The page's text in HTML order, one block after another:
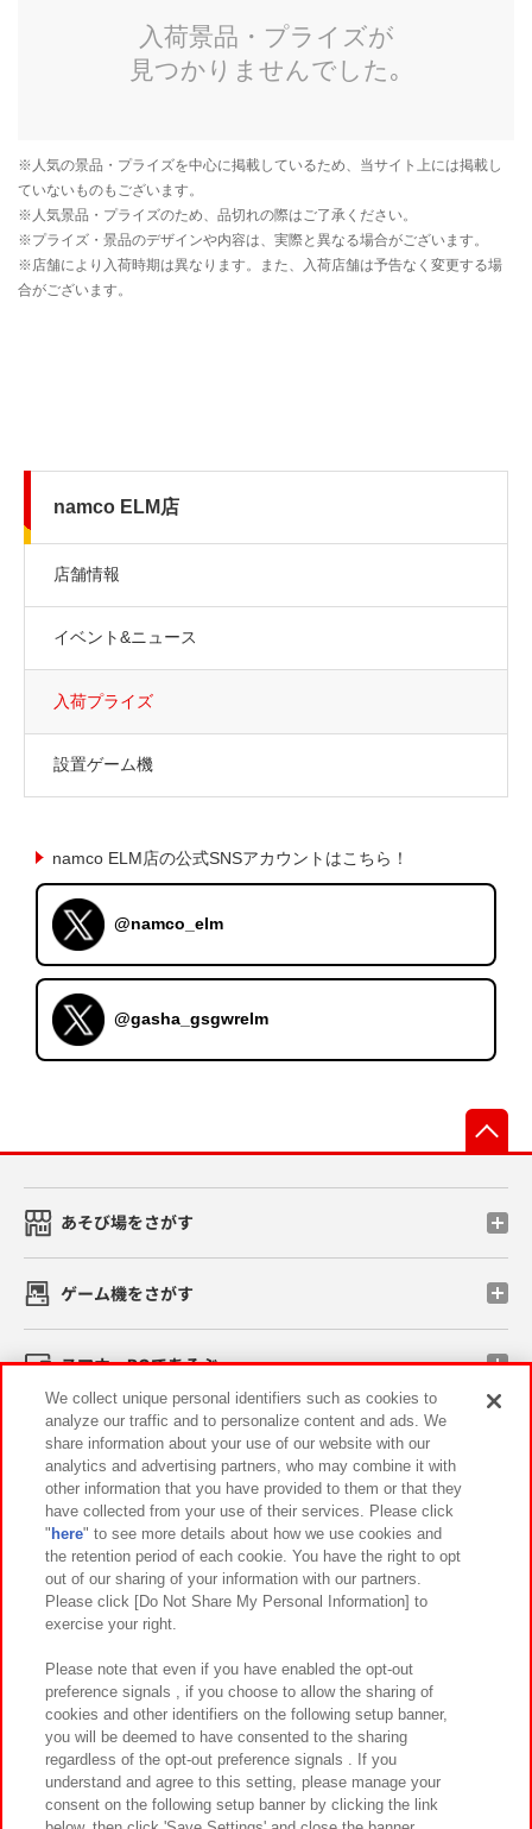
namco ELM店
店舗情報
イベント&ニュース
入荷プライズ
設置ゲーム機
namco ELM店の公式SNSアカウントはこちら！
@namco_elm
@gasha_gsgwrelm
あそび場をさがす
ゲーム機をさがす
スマホ・PCであそぶ
イベント・キャンペーン
関連会社 サステナビリティ サイトポリシー
プライバシーポリシー ウェブアクセシビリティ方針と検証結果
お取引先さまとともに
カスタマーハラスメント対応方針 よくあるご質問・お問い合わせ
We collect unique personal identifiers such as cookies to
analyze our traffic and to personalize content and ads. We
share information about your use of our website with our
analytics and advertising partners, who may combine it with
other information that you have provided to them or that they
have collected from your use of their services. Please click
" here" to see more details about how we use cookies and
the retention period of each cookie. You have the right to opt
out of our sharing of your information with our partners.
Please click [Do Not Share My Personal Information] to
exercise your right.
Please note that even if you have enabled the opt-out
preference signals , if you choose to allow the sharing of
cookies and other identifiers on the following setup banner,
you will be deemed to have consented to the sharing
regardless of the opt-out preference signals . If you
understand and agree to this setting, please manage your
consent on the following setup banner by clicking the link